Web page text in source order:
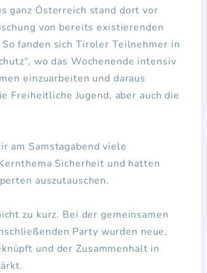
ganz Österreich stand dort vor
von bereits existierenden
fanden sich Tiroler Teilnehmer in
wo das Wochenende intensiv
einzuarbeiten und daraus
Freiheitliche Jugend, aber auch die
am Samstagabend viele
Sicherheit und hatten
auszutauschen.
zu kurz. Bei der gemeinsamen
Party wurden neue,
und der Zusammenhalt in